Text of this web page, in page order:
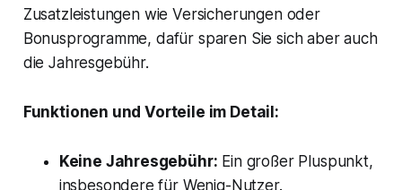
Zusatzleistungen wie Versicherungen oder
Bonusprogramme, dafür sparen Sie sich aber auch
die Jahresgebühr.
Funktionen und Vorteile im Detail:
Keine Jahresgebühr: Ein großer Pluspunkt,
insbesondere für Wenig-Nutzer.